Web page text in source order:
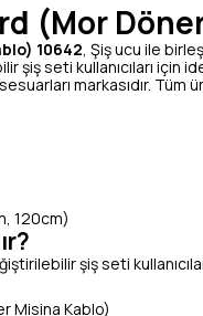
(Mor
10642, Şiş ucu ile
şiş seti kullanıcıları
markasıdır.
120cm)
şiş seti
Misina Kablo)